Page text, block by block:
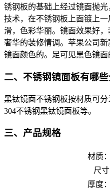
锈钢板的基础上经过镜面抛
技术，在不锈钢板上面镀上
滑，色彩华丽。镜面效果好
奢华的装修情调。苹果公司
镜面颜色的。足可见黑色镜面
二、不锈钢镜面板有哪些
黑钛镜面不锈钢板按材质可分
304不锈钢黑钛镜面板等。
三、产品规格
材质：
尺
厚度：